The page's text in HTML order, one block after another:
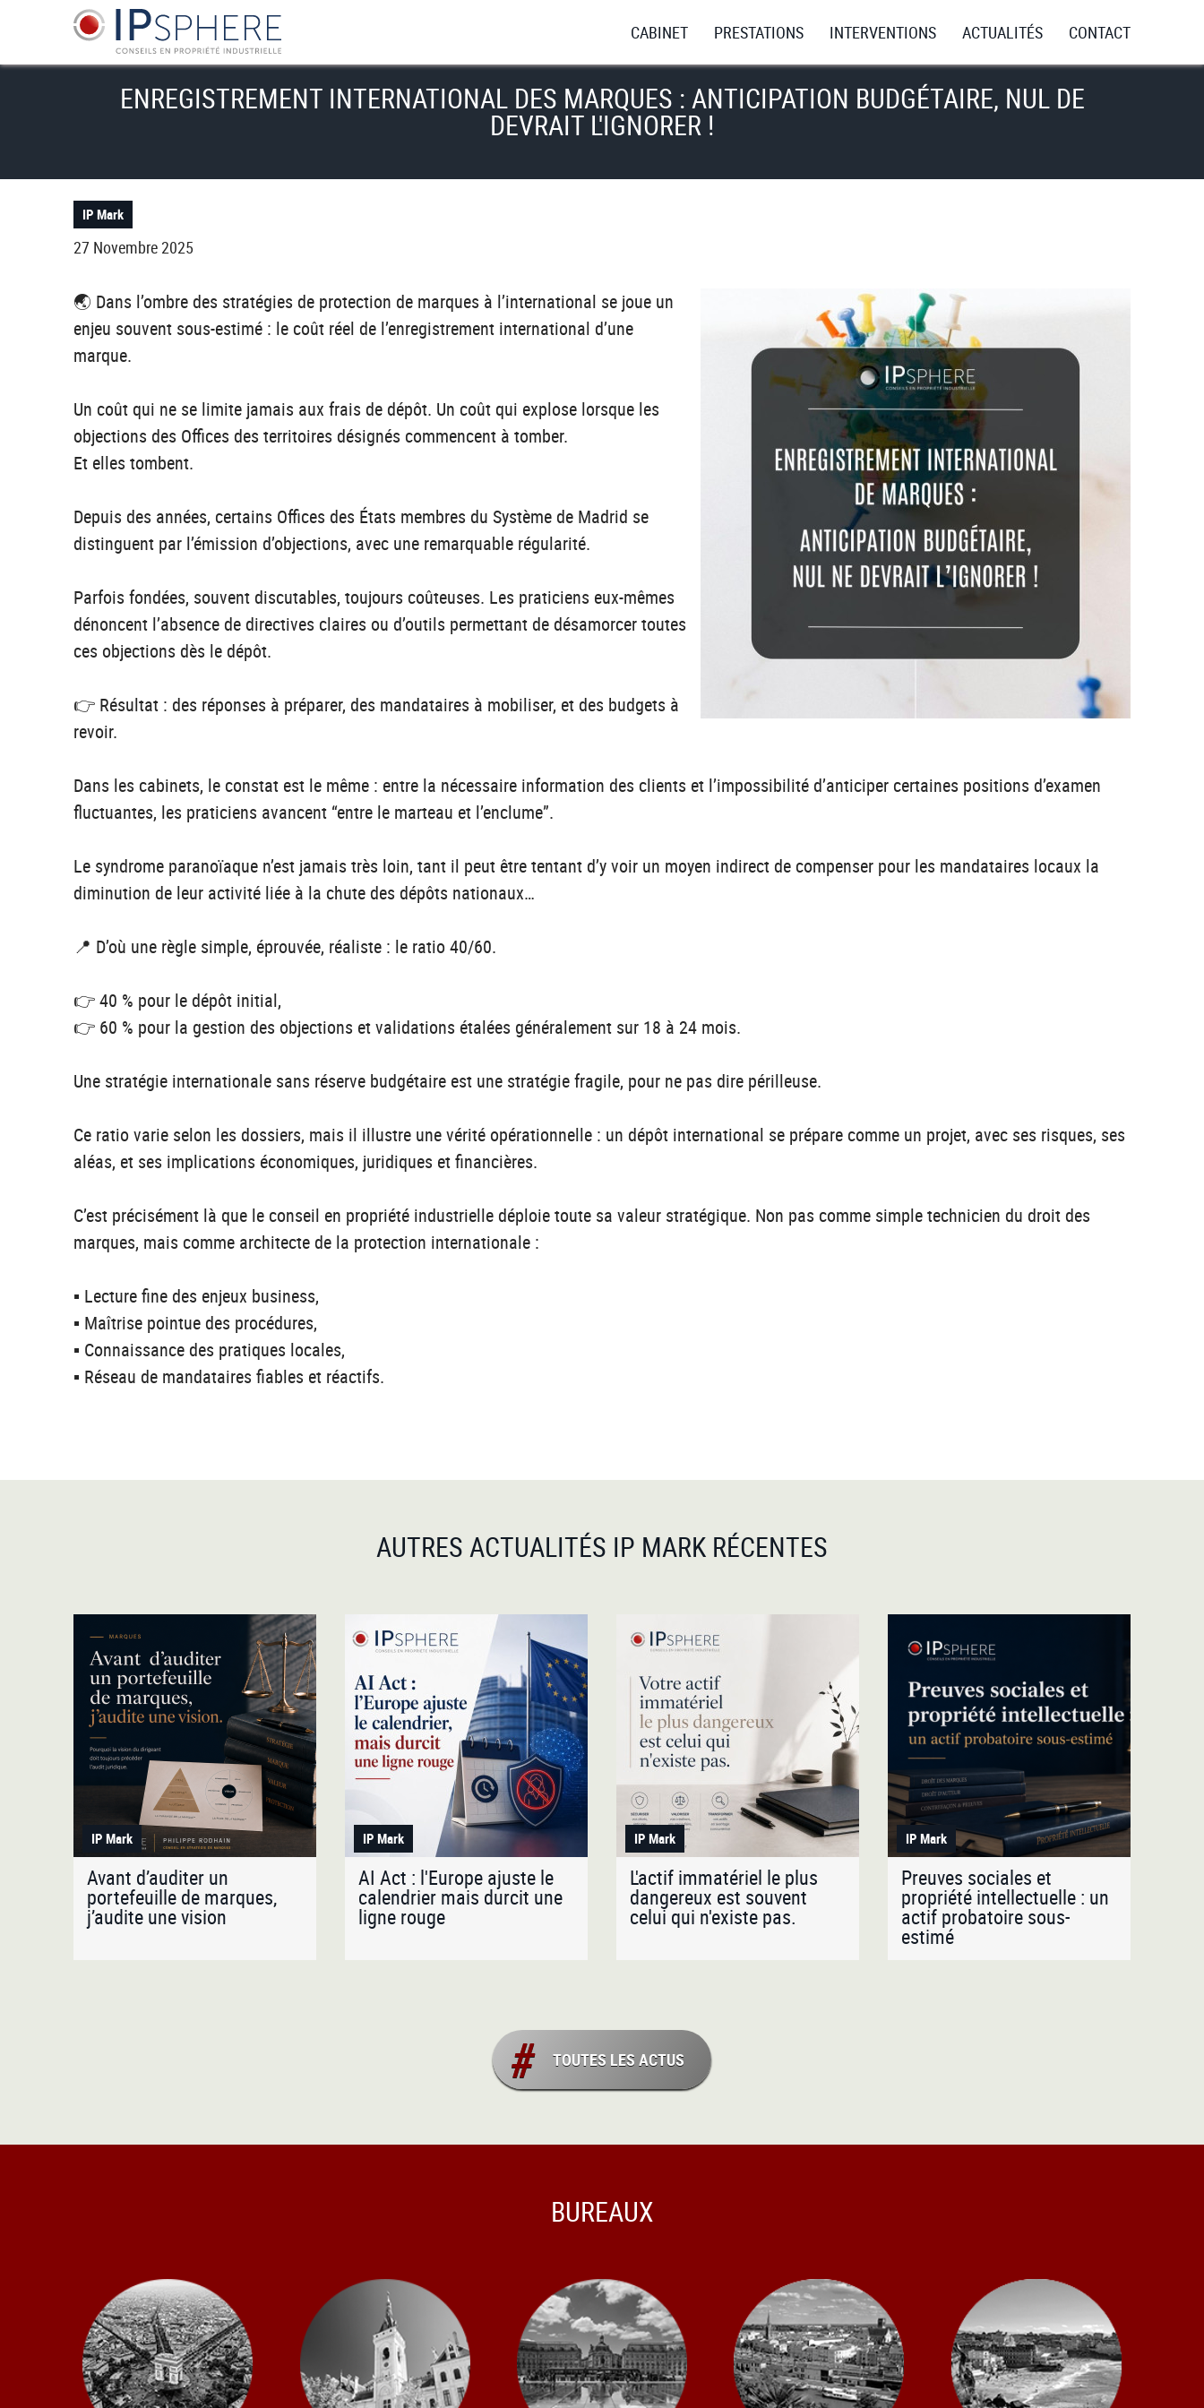
principal
CABINET PRESTATIONS INTERVENTIONS ACTUALITÉS CONTACT
ENREGISTREMENT INTERNATIONAL DES MARQUES : ANTICIPATION BUDGÉTAIRE, NUL DE
DEVRAIT L'IGNORER !
IP Mark
27 Novembre 2025
🌏 Dans l’ombre des stratégies de protection de marques à l’international se joue un
enjeu souvent sous-estimé : le coût réel de l’enregistrement international d’une
marque.
Un coût qui ne se limite jamais aux frais de dépôt. Un coût qui explose lorsque les
objections des Offices des territoires désignés commencent à tomber.
Et elles tombent.
Depuis des années, certains Offices des États membres du Système de Madrid se
distinguent par l’émission d’objections, avec une remarquable régularité.
Parfois fondées, souvent discutables, toujours coûteuses. Les praticiens eux-mêmes
dénoncent l’absence de directives claires ou d’outils permettant de désamorcer toutes
ces objections dès le dépôt.
👉 Résultat : des réponses à préparer, des mandataires à mobiliser, et des budgets à
revoir.
Dans les cabinets, le constat est le même : entre la nécessaire information des clients et l’impossibilité d’anticiper certaines positions d’examen
fluctuantes, les praticiens avancent “entre le marteau et l’enclume”.
Le syndrome paranoïaque n’est jamais très loin, tant il peut être tentant d’y voir un moyen indirect de compenser pour les mandataires locaux la
diminution de leur activité liée à la chute des dépôts nationaux…
📍 D’où une règle simple, éprouvée, réaliste : le ratio 40/60.
👉 40 % pour le dépôt initial,
👉 60 % pour la gestion des objections et validations étalées généralement sur 18 à 24 mois.
Une stratégie internationale sans réserve budgétaire est une stratégie fragile, pour ne pas dire périlleuse.
Ce ratio varie selon les dossiers, mais il illustre une vérité opérationnelle : un dépôt international se prépare comme un projet, avec ses risques, ses
aléas, et ses implications économiques, juridiques et financières.
C’est précisément là que le conseil en propriété industrielle déploie toute sa valeur stratégique. Non pas comme simple technicien du droit des
marques, mais comme architecte de la protection internationale :
▪️ Lecture fine des enjeux business,
▪️ Maîtrise pointue des procédures,
▪️ Connaissance des pratiques locales,
▪️ Réseau de mandataires fiables et réactifs.
AUTRES ACTUALITÉS IP MARK RÉCENTES
IP Mark
Avant d’auditer un
portefeuille de marques,
j’audite une vision
IP Mark
AI Act : l'Europe ajuste le
calendrier mais durcit une
ligne rouge
IP Mark
L'actif immatériel le plus
dangereux est souvent
celui qui n'existe pas.
IP Mark
Preuves sociales et
propriété intellectuelle : un
actif probatoire sous-
estimé
TOUTES LES ACTUS
BUREAUX
Panneau de gestion des cookies